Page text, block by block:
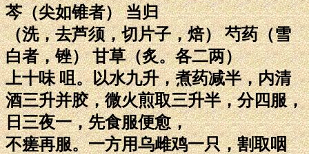
芩（尖如锥者） 当归
（洗，去芦须，切片子，焙） 芍药（雪
白者，锉） 甘草（炙。各二两）
上十味 咀。以水九升，煮药减半，内清
酒三升并胶，微火煎取三升半，分四服，
日三夜一，先食服便愈，
不瘥再服。一方用乌雌鸡一只，割取咽